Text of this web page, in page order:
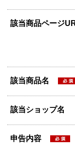
該当商品ページ
該当商品名
該当ショップ名
申告内容